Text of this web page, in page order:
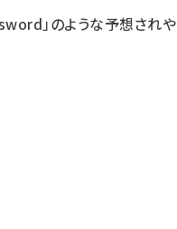
」のような予想されや